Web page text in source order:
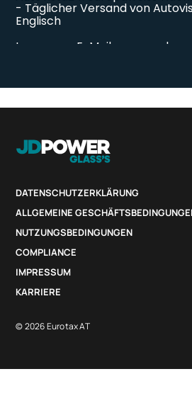
DATENSCHUTZERKLÄRUNG
ALLGEMEINE
NUTZUNGSBEDINGUNGEN
COMPLIANCE
IMPRESSUM
KARRIERE
© 2026 Eurotax AT